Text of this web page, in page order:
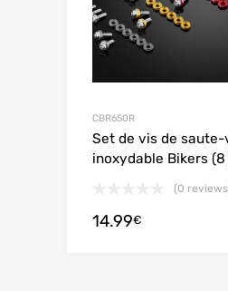
CBR650R
Set de vis de
inoxydable Bikers
(0
14.99€